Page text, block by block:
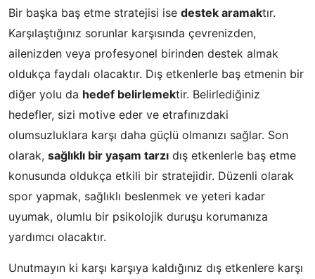
Bir başka baş etme stratejisi ise destek aramaktır.
Karşılaştığınız sorunlar karşısında çevrenizden,
ailenizden veya profesyonel birinden destek almak
oldukça faydalı olacaktır. Dış etkenlerle baş etmenin bir
diğer yolu da hedef belirlemektir. Belirlediğiniz
hedefler, sizi motive eder ve etrafınızdaki
olumsuzluklara karşı daha güçlü olmanızı sağlar. Son
olarak, sağlıklı bir yaşam tarzı dış etkenlerle baş etme
konusunda oldukça etkili bir stratejidir. Düzenli olarak
spor yapmak, sağlıklı beslenmek ve yeteri kadar
uyumak, olumlu bir psikolojik duruşu korumanıza
yardımcı olacaktır.
Unutmayın ki karşı karşıya kaldığınız dış etkenlere karşı